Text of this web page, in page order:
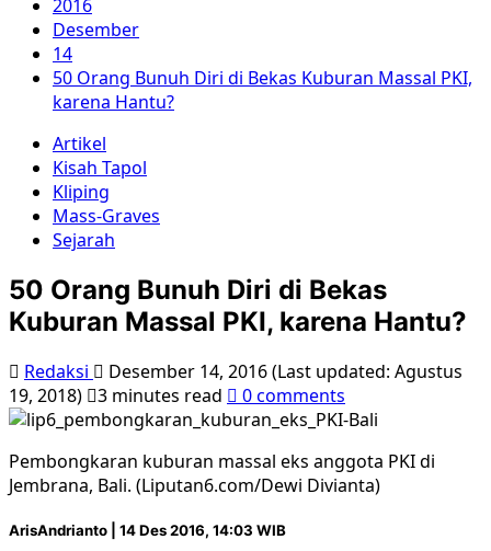
2016
Desember
14
50 Orang Bunuh Diri di Bekas Kuburan Massal PKI,
karena Hantu?
Artikel
Kisah Tapol
Kliping
Mass-Graves
Sejarah
50 Orang Bunuh Diri di Bekas
Kuburan Massal PKI, karena Hantu?
Redaksi
Desember 14, 2016 (Last updated: Agustus
19, 2018)
3 minutes read 0 comments
Pembongkaran kuburan massal eks anggota PKI di
Jembrana, Bali. (Liputan6.com/Dewi Divianta)
ArisAndrianto | 14 Des 2016, 14:03 WIB